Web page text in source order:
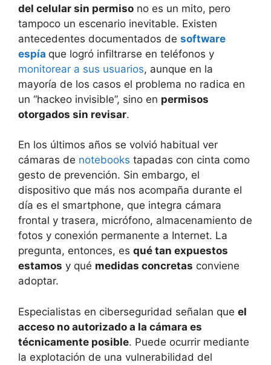
del celular sin permiso no es un mito, pero
tampoco un escenario inevitable. Existen
antecedentes documentados de software
espía que logró infiltrarse en teléfonos y
monitorear a sus usuarios, aunque en la
mayoría de los casos el problema no radica en
un “hackeo invisible”, sino en permisos
otorgados sin revisar.
En los últimos años se volvió habitual ver
cámaras de notebooks tapadas con cinta como
gesto de prevención. Sin embargo, el
dispositivo que más nos acompaña durante el
día es el smartphone, que integra cámara
frontal y trasera, micrófono, almacenamiento de
fotos y conexión permanente a Internet. La
pregunta, entonces, es qué tan expuestos
estamos y qué medidas concretas conviene
adoptar.
Especialistas en ciberseguridad señalan que el
acceso no autorizado a la cámara es
técnicamente posible. Puede ocurrir mediante
la explotación de una vulnerabilidad del